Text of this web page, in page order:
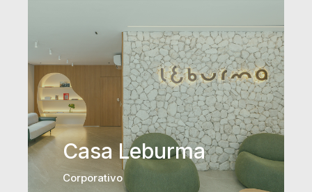
Casa Leburma
Corporativo